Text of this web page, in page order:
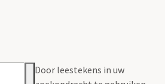
Door leestekens in uw